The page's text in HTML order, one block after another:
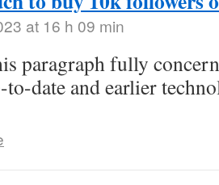
at 16 h 09 min
paragraph fully
date and earlier